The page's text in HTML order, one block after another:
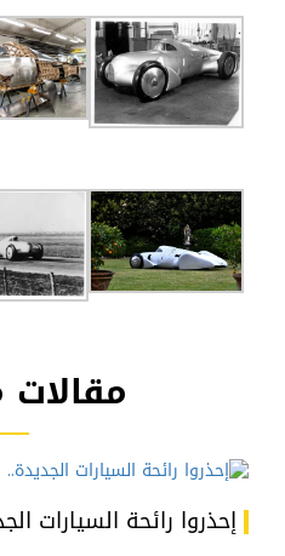
مقالات
إحذروا رائحة السيارات